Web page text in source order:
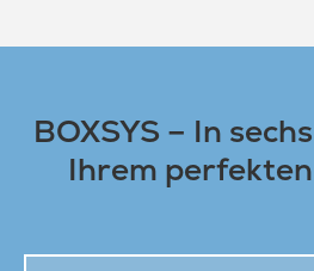
BOXSYS – In
Ihrem